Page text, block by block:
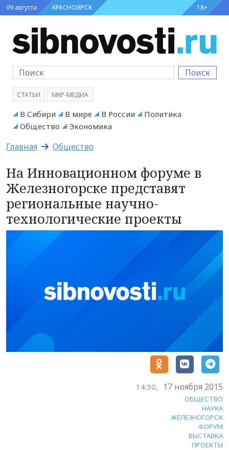
09 августа КРАСНОЯРСК 18+
Поиск
СТАТЬИ МКР-МЕДИА
В Сибири В мире В России
Политика
Общество
Экономика
Главная Общество
На Инновационном форуме в
Железногорске представят
региональные научно-
технологические проекты
14:30, 17 ноября 2015
ОБЩЕСТВО
НАУКА
ЖЕЛЕЗНОГОРСК
ФОРУМ
ВЫСТАВКА
ПРОЕКТЫ